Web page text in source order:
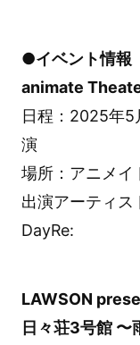
●イベント情報
animate
日程：2025年5
演
場所：アニメイ
出演アーティス
DayRe:
LAWSON
日々荘3号館 〜